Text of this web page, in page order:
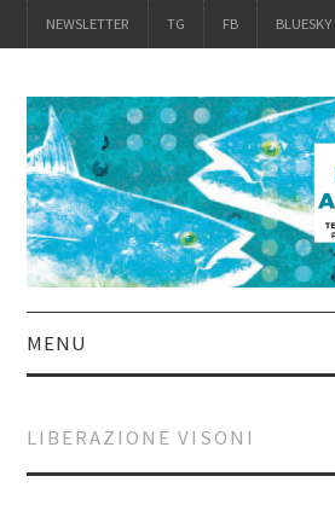
NEWSLETTER TG FB BLUESKY
MENU
LIBERAZIONE VISONI